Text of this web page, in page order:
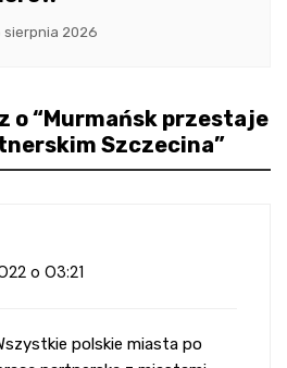
sierpnia 2026
o “Murmańsk przestaje
Szczecina”
o 03:21
polskie miasta po